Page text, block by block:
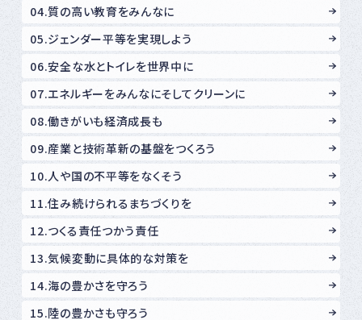
04.質の高い教育をみんなに
05.ジェンダー平等を実現しよう
06.安全な水とトイレを世界中に
07.エネルギーをみんなにそしてクリーンに
08.働きがいも経済成長も
09.産業と技術革新の基盤をつくろう
10.人や国の不平等をなくそう
11.住み続けられるまちづくりを
12.つくる責任つかう責任
13.気候変動に具体的な対策を
14.海の豊かさを守ろう
15.陸の豊かさも守ろう